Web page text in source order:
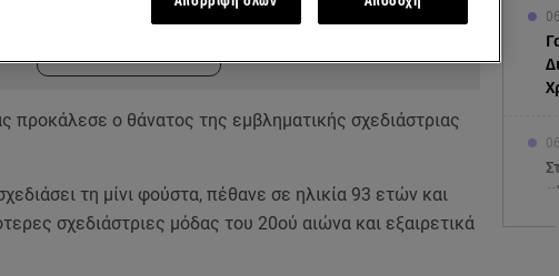
προκάλεσε ο θάνατος της εμβληματικής σχεδιάστριας
τη μίνι φούστα, πέθανε σε ηλικία 93 ετών και
σχεδιάστριες μόδας του 20ού αιώνα και εξαιρετικά